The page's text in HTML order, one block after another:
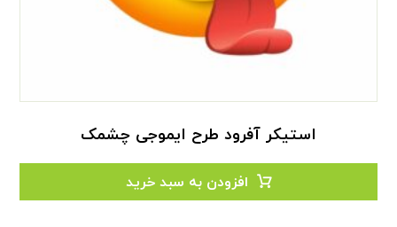
استیکر آفرود طرح ایموجی چشمک
افزودن به سبد خرید